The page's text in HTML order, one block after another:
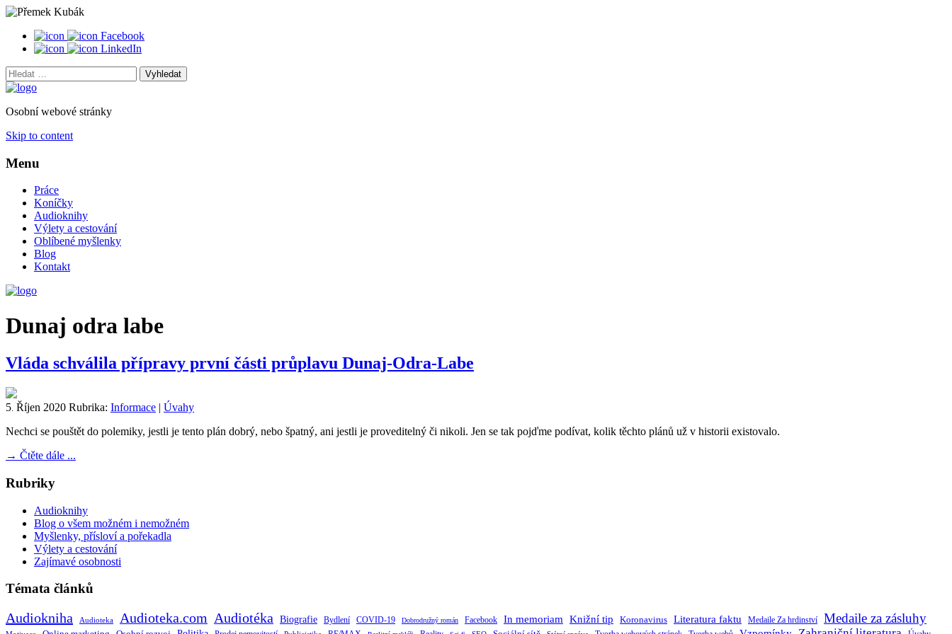
Facebook
LinkedIn
Vyhledat:
Osobní webové stránky
Skip to content
Menu
Práce
Koníčky
Audioknihy
Výlety a cestování
Oblíbené myšlenky
Blog
Kontakt
Dunaj odra labe
Vláda schválila přípravy první části průplavu Dunaj-Odra-Labe
5. Říjen 2020 Rubrika: Informace | Úvahy
Nechci se pouštět do polemiky, jestli je tento plán dobrý, nebo špatný, ani jestli je proveditelný či nikoli. Jen se tak pojďme podívat, kolik těchto plánů už v historii existovalo.
→ Čtěte dále ...
Rubriky
Audioknihy
Blog o všem možném i nemožném
Myšlenky, přísloví a pořekadla
Výlety a cestování
Zajímavé osobnosti
Témata článků
Audiokniha Audioteka Audioteka.com Audiotéka Biografie Bydlení COVID-19 Dobrodružný román Facebook In memoriam Knižní tip Koronavirus Literatura faktu Medaile Za hrdinství Medaile za zásluhy